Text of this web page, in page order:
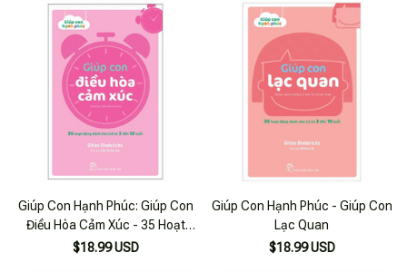
Giúp Con Hạnh Phúc: Giúp Con
Điều Hòa Cảm Xúc - 35 Hoạt
Động Dành Cho Trẻ Từ 3 Đến 10
$18.99 USD
Giúp Con Hạnh Phúc - Giúp Con
Lạc Quan
$18.99 USD